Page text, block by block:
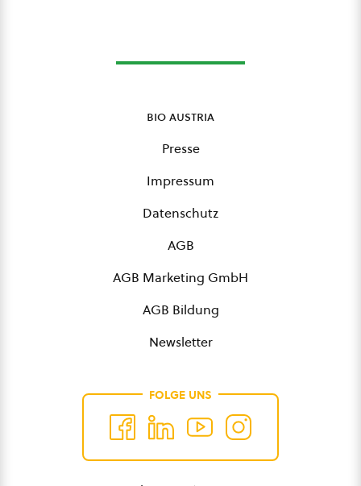
bio austria
Presse
Impressum
Datenschutz
AGB
AGB Marketing GmbH
AGB Bildung
Newsletter
FOLGE UNS